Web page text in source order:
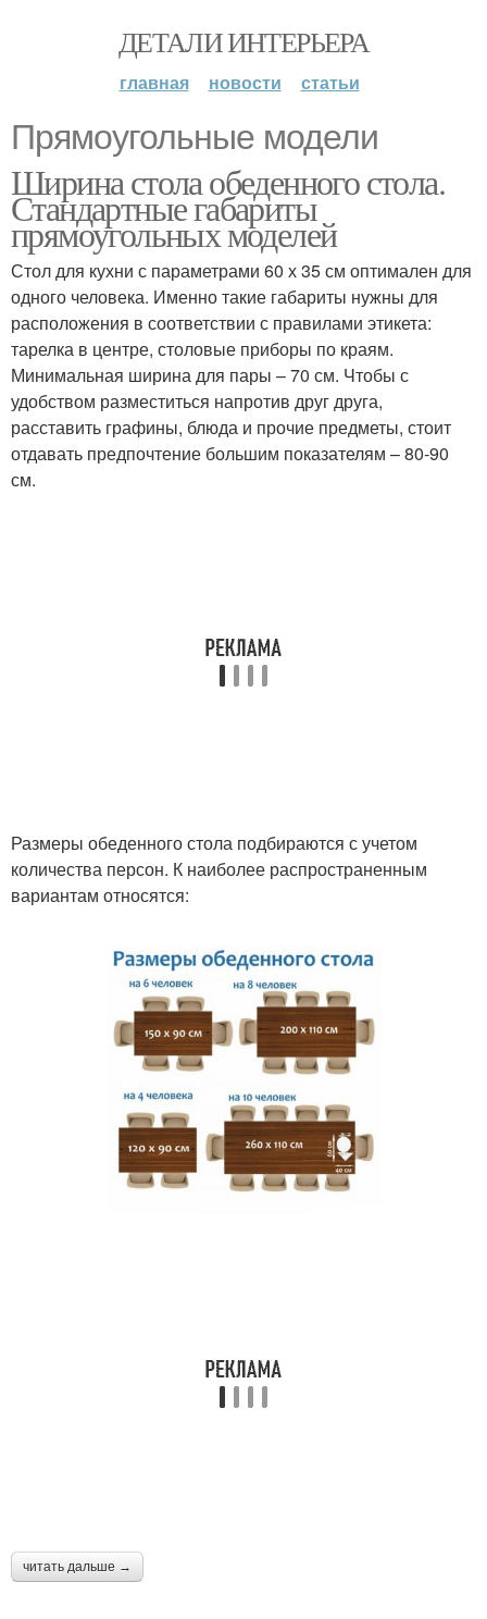
ДЕТАЛИ ИНТЕРЬЕРА
главная новости статьи
Прямоугольные модели
Ширина стола обеденного стола.
Стандартные габариты
прямоугольных моделей
Стол для кухни с параметрами 60 х 35 см оптимален для
одного человека. Именно такие габариты нужны для
расположения в соответствии с правилами этикета:
тарелка в центре, столовые приборы по краям.
Минимальная ширина для пары – 70 см. Чтобы с
удобством разместиться напротив друг друга,
расставить графины, блюда и прочие предметы, стоит
отдавать предпочтение большим показателям – 80-90
см.
Размеры обеденного стола подбираются с учетом
количества персон. К наиболее распространенным
вариантам относятся:
читать дальше →